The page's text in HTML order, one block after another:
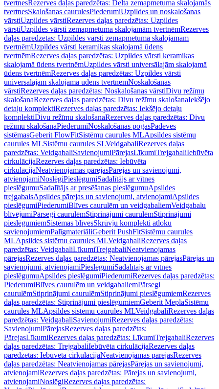
tvertnesRezerves daļas paredzētas: Delta zemapmetuma skalojamās
tvertnesSkalošanas caurulesPiederumiUzpildes un noskalošanas
vārstiUzpildes vārstiRezerves daļas paredzētas: Uzpildes
vārstiUzpildes vārsti zemapmetuma skalojamām tvertnēmRezerves
daļas paredzētas: Uzpildes vārsti zemapmetuma skalojamām
tvertnēmUzpildes vārsti keramikas skalojamā ūdens
tvertnēmRezerves daļas paredzētas: Uzpildes vārsti keramikas
skalojamā ūdens tvertnēmUzpildes vārsti universālajām skalojamā
ūdens tvertnēmRezerves daļas paredzētas: Uzpildes vārsti
universālajām skalojamā ūdens tvertnēmNoskalošanas
vārstiRezerves daļas paredzētas: Noskalošanas vārstiDivu režīmu
skalošanaRezerves daļas paredzētas: Divu režīmu skalošanaIekšējo
detaļu komplektiRezerves daļas paredzētas: Iekšējo detaļu
komplektiDivu režīmu skalošanaRezerves daļas paredzētas: Divu
režīmu skalošanaPiederumiNoskalošanas pogasPadeves
sistēmasGeberit FlowFitSistēmu caurules MLApsildes sistēmu
caurules MLSistēmu caurules SLVeidgabaliRezerves daļas
paredzētas: VeidgabaliSavienojumiPārejasLīkumiTrejgabaliIebūvēta
cirkulācijaRezerves daļas paredzētas: Iebūvēta
cirkulācijaNeatvienojamas pārejasPārejas un savienojumi,
atvienojamiNoslēgiPieslēgumiSadalītājs ar vītnes
pieslēgumuSadalītājs ar presēšanas pieslēgumuApsildes
trejgabalsApsildes pārejas un savienojumi, atvienojamiApsildes
pieslēgumiPiederumiBlīves caurulēm un veidgabaliemVeidgabalu
blīvējumiPārsegi caurulēmStiprinājumi caurulēmStiprinājumi
pieslēgumiemSistēmas blīvesSkrūvju komplekti atloku
savienojumiemPalīgmateriāliGeberit PushFitSistēmu caurules
MLApsildes sistēmu caurules MLVeidgabaliRezerves daļas
paredzētas: VeidgabaliLīkumiTrejgabaliNeatvienojamas
pārejasRezerves daļas paredzētas: Neatvienojamas pārejasPārejas un
savienojumi, atvienojamiPieslēgumiSadalītājs ar vītnes
pieslēgumuApsildes pieslēgumiPiederumiRezerves daļas paredzētas:
PiederumiBlīves caurulēm un veidgabaliemPārsegi
caurulēmStiprinājumi caurulēmStiprinājumi pieslēgumiemRezerves
daļas paredzētas: Stiprinājumi pieslēgumiemGeberit MeplaSistēmu
caurules MLApsildes sistēmu caurules MLVeidgabaliRezerves daļas
paredzētas: VeidgabaliSavienojumiRezerves daļas paredzētas:
SavienojumiPārejasRezerves daļas paredzētas:
PārejasLīkumiRezerves daļas paredzētas: LīkumiTrejgabaliRezerves
daļas paredzētas: TrejgabaliIebūvēta cirkulācijaRezerves daļas
paredzētas: Iebūvēta cirkulācijaNeatvienojamas pārejasRezerves
daļas paredzētas: Neatvienojamas pārejasPārejas un savienojumi,
atvienojamiRezerves daļas paredzētas: Pārejas un savienojumi,
atvienojamiNoslēgiRezerves daļas paredzētas: